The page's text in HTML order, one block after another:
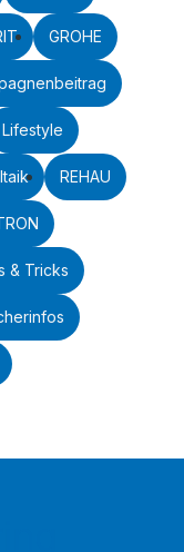
GROHE
Lifestyle
REHAU
& Tricks